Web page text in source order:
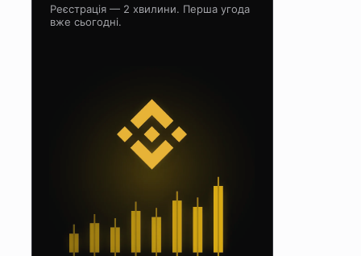
Реєстрація — 2 хвилини. Перша угода
вже сьогодні.